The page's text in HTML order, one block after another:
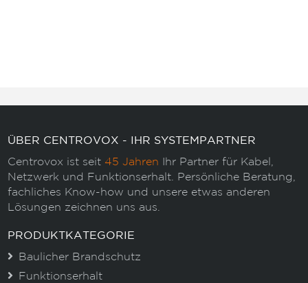
ÜBER CENTROVOX - IHR SYSTEMPARTNER
Centrovox ist seit 45 Jahren Ihr Partner für Kabel,
Netzwerk und Funktionserhalt. Persönliche Beratung,
fachliches Know-how und unsere etwas anderen
Lösungen zeichnen uns aus.
PRODUKTKATEGORIE
Baulicher Brandschutz
Funktionserhalt